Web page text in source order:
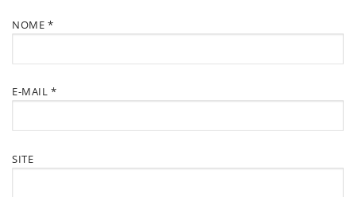
NOME *
E-MAIL *
SITE